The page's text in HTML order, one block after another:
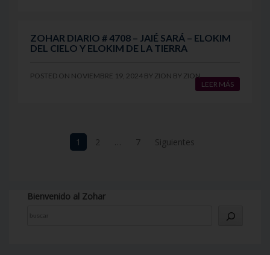
ZOHAR DIARIO # 4708 – JAIÉ SARÁ – ELOKIM
DEL CIELO Y ELOKIM DE LA TIERRA
POSTED ON NOVIEMBRE 19, 2024 BY ZION BY ZION
LEER MÁS
Navegación
1 2 … 7 Siguientes
Bienvenido al Zohar